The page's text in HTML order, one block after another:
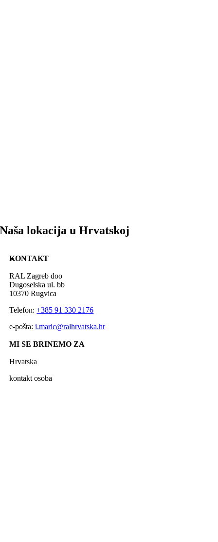
Naša lokacija u Hrvatskoj
KONTAKT
RAL Zagreb doo
Dugoselska ul. bb
10370 Rugvica
Telefon:+385 91 330 2176
e-pošta:i.maric@ralhrvatska.hr
MI SE BRINEMO ZA
Hrvatska
kontakt osoba